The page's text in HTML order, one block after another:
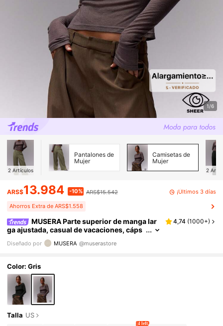
1/6
2 Artículos
Pantalones de
Mujer
Camisetas de
Mujer
2
ARS$13.984 -10% ARS$15.542 ¡Últimos 3 días
Ahorros Extra de ARS$1.558
MUSERA Parte superior de manga lar
ga ajustada, casual de vacaciones, cáps
ula de armario de uso diario, aeropuerto,
vacaciones, otoño, vuelta al colegio, otoño, e
4,74 (1000+)
Diseñado por MUSERA @muserastore
Color: Gris
Talla US
4 left